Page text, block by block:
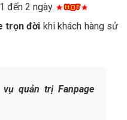
đến 2 ngày.
trọn đời khi khách hàng sử
vụ quản trị Fanpage